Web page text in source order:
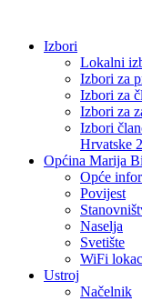
sadržajIzbori
Lokalni
Izbori za
Izbori za
Izbori za
Izbori
Hrvatske
Općina Marija
Opće
Povijest
Naselja
Svetište
WiFi
Ustroj
Načelnik